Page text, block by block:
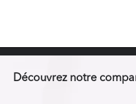
Découvrez notre